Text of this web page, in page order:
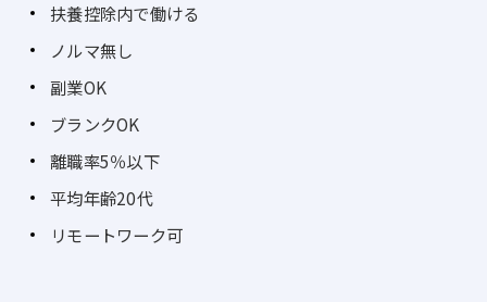
扶養控除内で働ける
ノルマ無し
副業OK
ブランクOK
離職率5％以下
平均年齢20代
リモートワーク可